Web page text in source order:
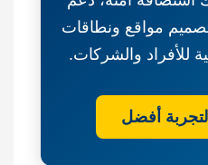
مواقع ونطاقات
للأفراد والشركات.
لتجربة أفضل